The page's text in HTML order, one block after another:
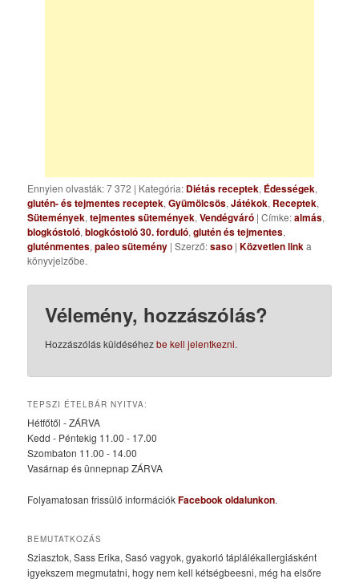
Ennyien olvasták: 7 372 | Kategória: Diétás receptek, Édességek,
glutén- és tejmentes receptek,Gyümölcsös,Játékok, Receptek,
Sütemények,tejmentes sütemények,Vendégváró | Címke:almás,
blogkóstoló,blogkóstoló 30. forduló,glutén és tejmentes,
gluténmentes,paleo sütemény | Szerző:saso |Közvetlen linka
könyvjelzőbe.
Vélemény, hozzászólás?
Hozzászólás küldéséhezbe kell jelentkezni.
TEPSZI ÉTELBÁR NYITVA:
Hétfőtől - ZÁRVA
Kedd - Péntekig 11.00 - 17.00
Szombaton 11.00 - 14.00
Vasárnap és ünnepnap ZÁRVA
Folyamatosan frissülő információkFacebook oldalunkon.
BEMUTATKOZÁS
Sziasztok, Sass Erika, Sasó vagyok, gyakorló táplálékallergiásként
igyekszem megmutatni, hogy nem kell kétségbeesni, még ha elsőre